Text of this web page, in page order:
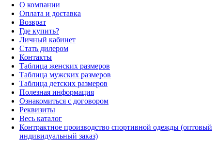
О компании
Оплата и доставка
Возврат
Где купить?
Личный кабинет
Стать дилером
Контакты
Таблица женских размеров
Таблица мужских размеров
Таблица детских размеров
Полезная информация
Ознакомиться с договором
Реквизиты
Весь каталог
Контрактное производство спортивной одежды (оптовый
индивидуальный заказ)